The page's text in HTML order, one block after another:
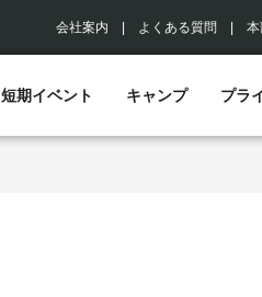
会社案内 よくある質問
短期イベント キャンプ プラ